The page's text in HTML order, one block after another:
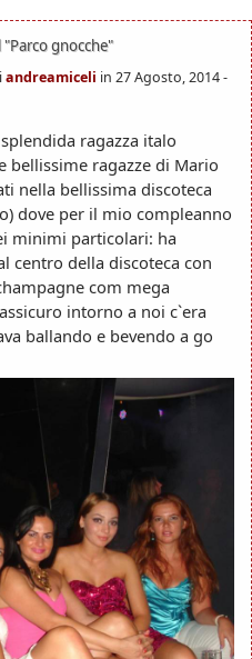
gnocche"
andreamiceli in 27 Agosto, 2014 -
ragazza italo
bellissime ragazze di Mario
nella bellissima discoteca
dove per il mio compleanno
minimi particolari: ha
centro della discoteca con
com mega
intorno a noi c`era
ballando e bevendo a go